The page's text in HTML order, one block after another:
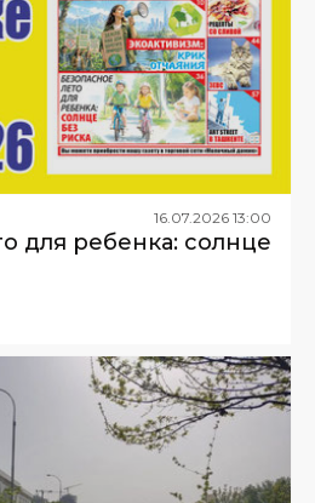
16.07.2026 13:00
для ребенка: солнце